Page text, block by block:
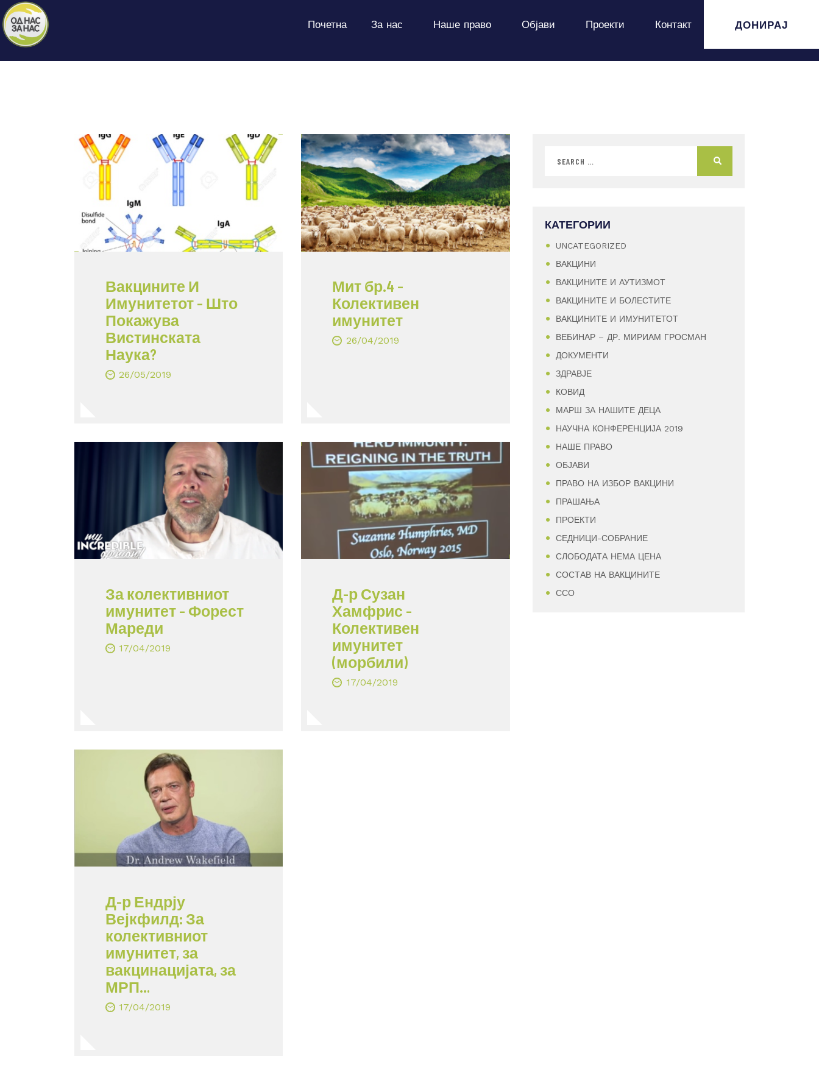
Почетна За нас Наше право Објави Проекти Контакт ДОНИРАЈ
ПОЧЕТНА
ПРОЕКТИ
КОНТАКТ
Вакцините И
Имунитетот – Што
Покажува
Вистинската
Наука?
26/05/2019
Мит бр.4 –
Колективен
имунитет
26/04/2019
За колективниот
имунитет – Форест
Мареди
17/04/2019
Д-р Сузан
Хамфрис –
Колективен
имунитет
(морбили)
17/04/2019
Д-р Ендрју
Вејкфилд: За
колективниот
имунитет, за
вакцинацијата, за
МРП…
17/04/2019
КАТЕГОРИИ
UNCATEGORIZED
ВАКЦИНИ
ВАКЦИНИТЕ И АУТИЗМОТ
ВАКЦИНИТЕ И БОЛЕСТИТЕ
ВАКЦИНИТЕ И ИМУНИТЕТОТ
ВЕБИНАР – ДР. МИРИАМ ГРОСМАН
ДОКУМЕНТИ
ЗДРАВЈЕ
КОВИД
МАРШ ЗА НАШИТЕ ДЕЦА
НАУЧНА КОНФЕРЕНЦИЈА 2019
НАШЕ ПРАВО
ОБЈАВИ
ПРАВО НА ИЗБОР ВАКЦИНИ
ПРАШАЊА
ПРОЕКТИ
СЕДНИЦИ-СОБРАНИЕ
СЛОБОДАТА НЕМА ЦЕНА
СОСТАВ НА ВАКЦИНИТЕ
ССО